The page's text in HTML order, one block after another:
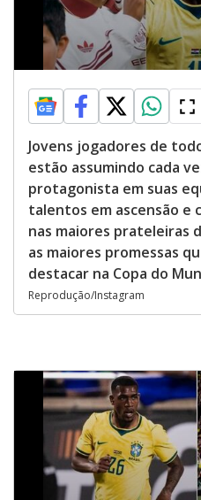
Jovens jogadores de
estão assumindo cada
protagonista em suas
talentos em ascensão e
nas maiores prateleiras
as maiores promessas
destacar na Copa do
Reprodução/Instagram